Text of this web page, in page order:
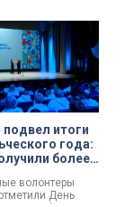
дачи, и для
- событие
ДК в деревне
культурной
жизни.
подвел итоги
года:
более
волонтеры
День